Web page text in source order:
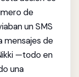
de
un SMS
mensajes de
—todo en
una